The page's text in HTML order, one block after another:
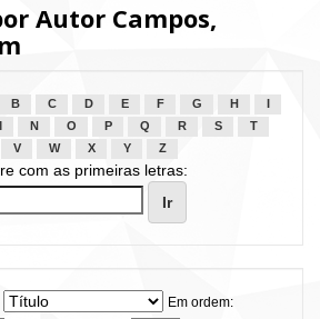
Autor Campos,
B C D E F G H
N O P Q R S
T
V W X Y Z
com as primeiras letras:
Em ordem: